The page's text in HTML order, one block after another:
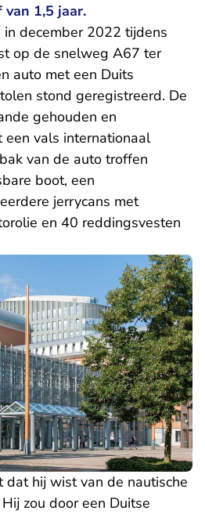
1,5 jaar.
december 2022 tijdens
op de snelweg A67 ter
auto met een Duits
stond geregistreerd. De
gehouden en
een vals internationaal
van de auto troffen
boot, een
jerrycans met
en 40 reddingsvesten
dat hij wist van de nautische
zou door een Duitse